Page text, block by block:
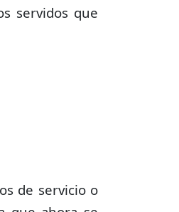
servidos que
de servicio o